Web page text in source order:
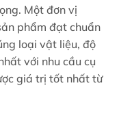
Một đơn vị
phẩm đạt chuẩn
loại vật liệu, độ
với nhu cầu cụ
giá trị tốt nhất từ